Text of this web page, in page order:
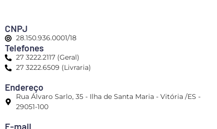
CNPJ
28.150.936.0001/18
Telefones
27 3222.2117 (Geral)
27 3222.6509 (Livraria)
Endereço
Rua Álvaro Sarlo, 35 - Ilha de Santa Maria - Vitória /ES -
29051-100
E-mail